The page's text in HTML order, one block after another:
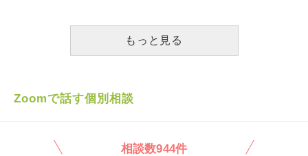
う出会いを引き寄せてしまったのかもしれませんが。 本当
ドバイスいただければ嬉しいです。長文読んでいただきあり
きになれるのか不安で仕方がありません。
もっと見る
Zoomで話す個別相談
相談数944件